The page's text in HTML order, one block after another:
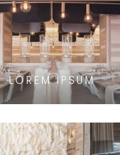
LOREM IPSUM